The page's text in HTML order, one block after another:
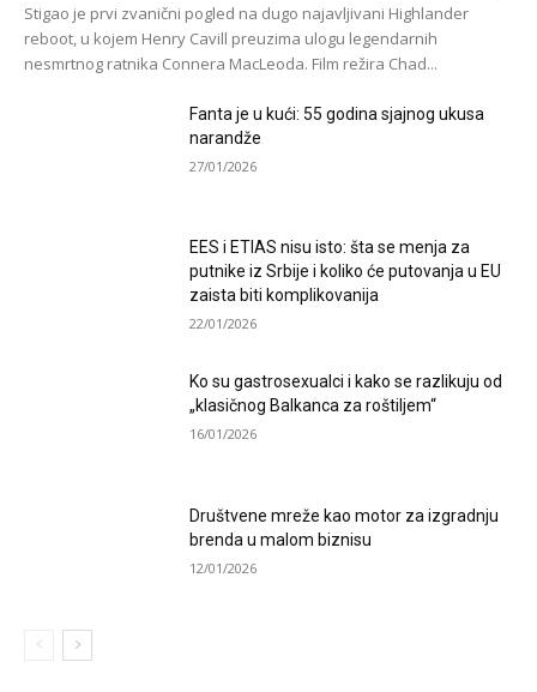
Stigao je prvi zvanični pogled na dugo najavljivani Highlander
reboot, u kojem Henry Cavill preuzima ulogu legendarnih
nesmrtnog ratnika Connera MacLeoda. Film režira Chad...
Fanta je u kući: 55 godina sjajnog ukusa
narandže
27/01/2026
EES i ETIAS nisu isto: šta se menja za
putnike iz Srbije i koliko će putovanja u EU
zaista biti komplikovanija
22/01/2026
Ko su gastrosexualci i kako se razlikuju od
„klasičnog Balkanca za roštiljem“
16/01/2026
Društvene mreže kao motor za izgradnju
brenda u malom biznisu
12/01/2026